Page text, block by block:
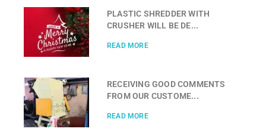
PLASTIC SHREDDER WITH
CRUSHER WILL BE DE...
READ MORE
RECEIVING GOOD COMMENTS
FROM OUR CUSTOME...
READ MORE